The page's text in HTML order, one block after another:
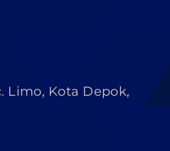
Limo, Kota Depok,